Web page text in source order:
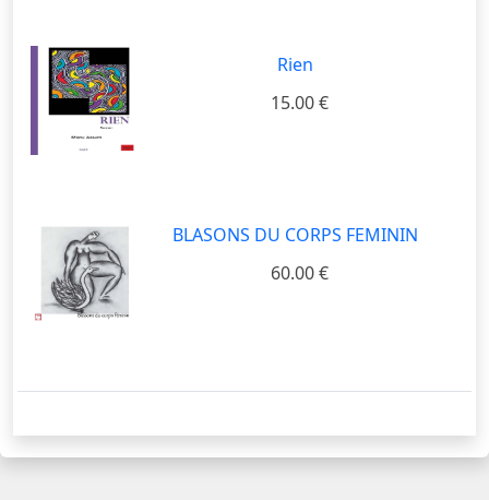
Rien
15.00 €
BLASONS DU CORPS FEMININ
60.00 €